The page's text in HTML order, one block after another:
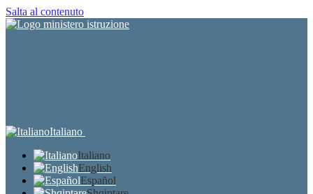
Salta al contenuto
Italiano
Italiano
English
Español